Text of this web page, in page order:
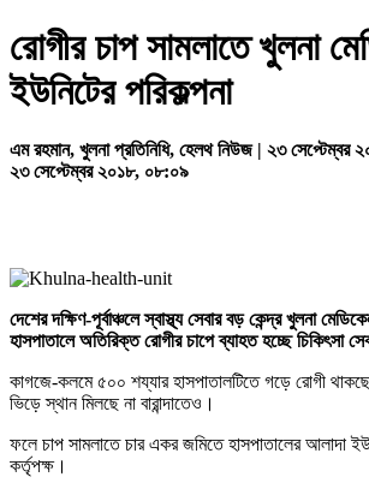
রোগীর চাপ সামলাতে খুলনা
ইউনিটের পরিকল্পনা
এম রহমান, খুলনা প্রতিনিধি, হেলথ নিউজ | ২৩
২৩ সেপ্টেম্বর ২০১৮, ০৮:০৯
দেশের দক্ষিণ-পূর্বাঞ্চলে স্বাস্থ্য সেবার বড় কেন্দ্র খুলনা
হাসপাতালে অতিরিক্ত রোগীর চাপে ব্যাহত হচ্ছে চিকিৎসা
কাগজে-কলমে ৫০০ শয্যার হাসপাতালটিতে গড়ে রোগী
ভিড়ে স্থান মিলছে না বারান্দাতেও।
ফলে চাপ সামলাতে চার একর জমিতে হাসপাতালের আলাদা
কর্তৃপক্ষ।